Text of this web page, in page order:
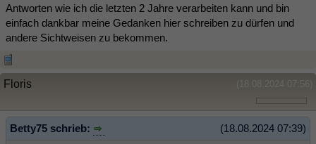
Antworten wie ich die letzten 2 Jahre verarbeiten kann und bin
einfach dankbar meine Gedanken hier schreiben zu dürfen und
andere Sichtweisen zu bekommen.
(18.08.2024 07:56)
Floris
(18.08.2024 07:39)
Betty75 schrieb: